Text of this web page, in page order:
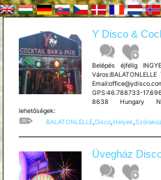
Y Disco &
Belépés éjfélig
GPS:46.788733-
8638 Hungary
lehetőségek:
BALATONLELLE,Disco,Helyek,
Üvegház